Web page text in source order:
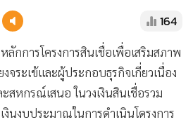
164
การโครงการสินเชื่อเพื่อเสริมสภาพ
จระเข้และผู้ประกอบธุรกิจเกี่ยวเนื่อง
สหกรณ์เสนอ ในวงเงินสินเชื่อรวม
นงบประมาณในการดำเนินโดรงการ